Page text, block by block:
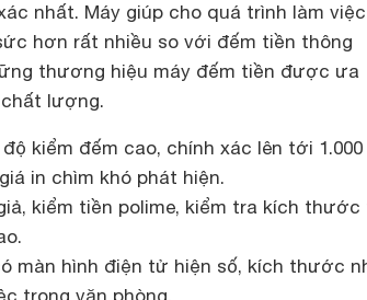
nhất. Máy giúp cho quá trình làm
hơn rất nhiều so với đếm tiền thông
thương hiệu máy đếm tiền được ưa
lượng.
kiểm đếm cao, chính xác lên tới 1.000
in chìm khó phát hiện.
kiểm tiền polime, kiểm tra kích thước
màn hình điện tử hiện số, kích thước
trong văn phòng.